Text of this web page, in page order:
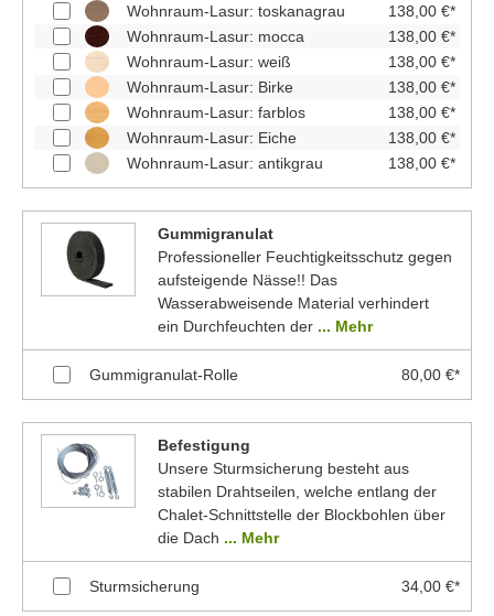
Wohnraum-Lasur: toskanagrau
138,00 €*
Wohnraum-Lasur: mocca
138,00 €*
Wohnraum-Lasur: weiß
138,00 €*
Wohnraum-Lasur: Birke
138,00 €*
Wohnraum-Lasur: farblos
138,00 €*
Wohnraum-Lasur: Eiche
138,00 €*
Wohnraum-Lasur: antikgrau
138,00 €*
Gummigranulat
Professioneller Feuchtigkeitsschutz gegen
aufsteigende Nässe!! Das
Wasserabweisende Material verhindert
ein Durchfeuchten der ... Mehr
Gummigranulat-Rolle 80,00 €*
Befestigung
Unsere Sturmsicherung besteht aus
stabilen Drahtseilen, welche entlang der
Chalet-Schnittstelle der Blockbohlen über
die Dach ... Mehr
Sturmsicherung 34,00 €*